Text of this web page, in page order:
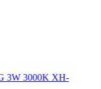
3W 3000K XH-